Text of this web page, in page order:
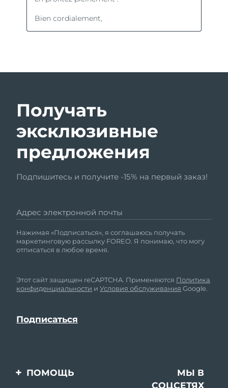
Получать
эксклюзивные
предложения
Подпишитесь и получите -15% на первый заказ!
Адрес электронной почты
Нажимая «Подписаться», я соглашаюсь получать
маркетинговую рассылку FOREO. Я понимаю, что могу
отписаться в любое время.
Этот сайт защищен reCAPTCHA. Применяются Политика
конфиденциальности иУсловия обслуживания Google.
ПОМОЩЬ
МЫ В
СОЦСЕТЯХ